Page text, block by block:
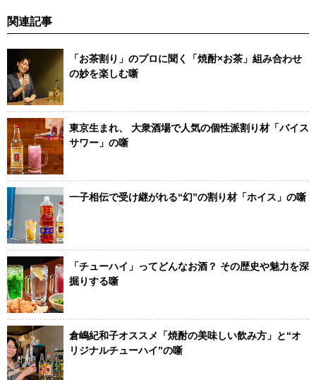
関連記事
「お茶割り」のプロに聞く「焼酎×お茶」組み合わせ
の妙を楽しむ噺
東京生まれ、 大衆酒場で人気の個性派割り材「バイス
サワー」の噺
一子相伝で受け継がれる“幻”の割り材「ホイス」の噺
「チューハイ」ってどんなお酒？ その歴史や魅力を深
掘りする噺
倉嶋紀和子オススメ「焼酎の美味しい飲み方」と“オ
リジナルチューハイ”の噺